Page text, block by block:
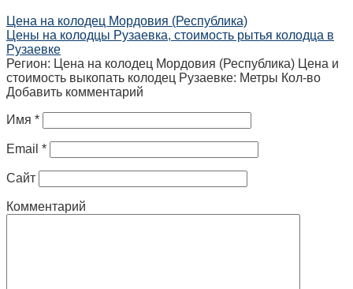
Цена на колодец Мордовия (Республика)
Цены на колодцы Рузаевка, стоимость рытья колодца в
Рузаевке
Регион: Цена на колодец Мордовия (Республика) Цена и
стоимость выкопать колодец Рузаевке: Метры Кол-во
Добавить комментарий
Имя *
Email *
Сайт
Комментарий